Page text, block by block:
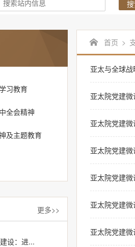
习教育
全会精神
及主题教育
更多>>
设：进...
首页 >
亚太与全球
亚太院党建
亚太院党建
亚太院党建
亚太院党建
亚太院党建
亚太院党建